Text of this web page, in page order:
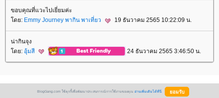
ขอบคุณที่แวะไปเยี่ยมค่ะ
ดย: Emmy Journey พากิน พาเที่ยว 19 ธันวาคม 2565 10:22:09 น.
น่ากินจุง
ดย: อุ้มสี 24 ธันวาคม 2565 3:46:50 น.
BlogGang.com ใช้คุกกี้เพื่อพัฒนาประสบการณ์การใช้งานของคุณ อ่านเพิ่มเติมได้ที่นี่